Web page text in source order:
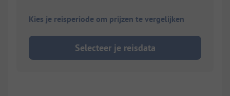
Kies je reisperiode om prijzen te vergelijken
Selecteer je reisdata